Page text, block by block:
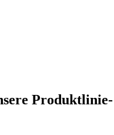
Produktlinie-